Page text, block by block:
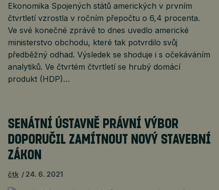
Ekonomika Spojených států amerických v prvním
čtvrtletí vzrostla v ročním přepočtu o 6,4 procenta.
Ve své konečné zprávě to dnes uvedlo americké
ministerstvo obchodu, které tak potvrdilo svůj
předběžný odhad. Výsledek se shoduje i s očekáváním
analytiků. Ve čtvrtém čtvrtletí se hrubý domácí
produkt (HDP)…
SENÁTNÍ ÚSTAVNĚ PRÁVNÍ VÝBOR
DOPORUČIL ZAMÍTNOUT NOVÝ STAVEBNÍ
ZÁKON
čtk 24. 6. 2021